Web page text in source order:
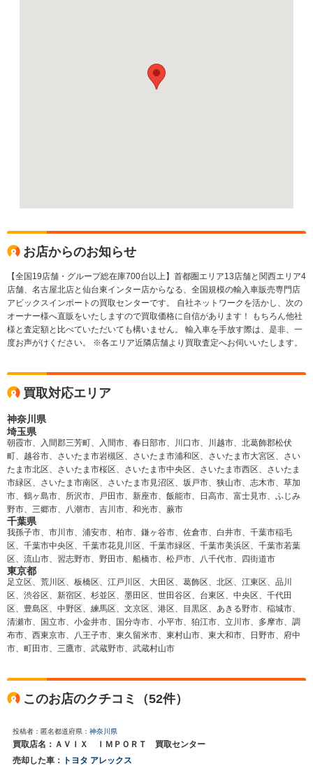
お店からのお知らせ
【全国19店舗・グループ総在庫700台以上】首都圏エリア13店舗と関西エリア4
店舗、名古屋北店と仙台東インター店からなる、全国規模の輸入車販売専門店
アビックスインポートの買取センターです。 自社ネットワークを活かし、次の
オーナー様へ直販をいたしますので買取価格に自信があります！ もちろん他社
様と査定額と比べていただいても構いません。 輸入車を手放す際は、是非、一
度お声がけください。 ※各エリア近隣店舗より買取査定へお伺いいたします。
買取対応エリア
神奈川県
埼玉県
朝霞市、入間郡三芳町、入間市、春日部市、川口市、川越市、北葛飾郡松伏
町、越谷市、さいたま市岩槻区、さいたま市浦和区、さいたま市大宮区、さい
たま市北区、さいたま市桜区、さいたま市中央区、さいたま市西区、さいたま
市緑区、さいたま市南区、さいたま市見沼区、坂戸市、狭山市、志木市、草加
市、鶴ヶ島市、所沢市、戸田市、新座市、飯能市、日高市、富士見市、ふじみ
野市、三郷市、八潮市、吉川市、和光市、蕨市
千葉県
我孫子市、市川市、浦安市、柏市、鎌ヶ谷市、佐倉市、白井市、千葉市稲毛
区、千葉市中央区、千葉市花見川区、千葉市緑区、千葉市美浜区、千葉市若葉
区、流山市、習志野市、野田市、船橋市、松戸市、八千代市、四街道市
東京都
足立区、荒川区、板橋区、江戸川区、大田区、葛飾区、北区、江東区、品川
区、渋谷区、新宿区、杉並区、墨田区、世田谷区、台東区、中央区、千代田
区、豊島区、中野区、練馬区、文京区、港区、目黒区、あきる野市、稲城市、
清瀬市、国立市、小金井市、国分寺市、小平市、狛江市、立川市、多摩市、調
布市、西東京市、八王子市、東久留米市、東村山市、東大和市、日野市、府中
市、町田市、三鷹市、武蔵野市、武蔵村山市
このお店のクチコミ（52件）
投稿者：匿名都道府県： 神奈川県
買取店名：ＡＶＩＸ ＩＭＰＯＲＴ 買取センター
売却した車：
トヨタ アレックス